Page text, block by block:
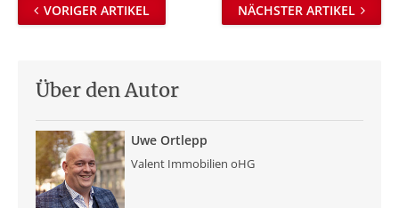
VORIGER ARTIKEL NÄCHSTER ARTIKEL
Über den Autor
Uwe Ortlepp
Valent Immobilien oHG